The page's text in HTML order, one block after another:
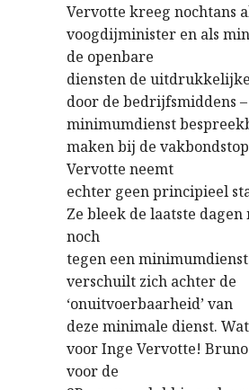
Vervotte kreeg nochtans
voogdijminister en als
de openbare
diensten de
door de bedrijfsmiddens
minimumdienst
maken bij de
Vervotte neemt
echter geen principieel
Ze bleek de laatste dagen
noch
tegen een
verschuilt zich achter de
‘onuitvoerbaarheid’ van
deze minimale dienst.
voor Inge Vervotte!
voor de